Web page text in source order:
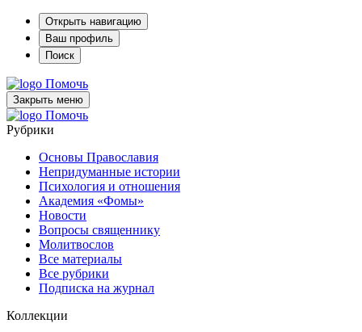
Открыть навигацию
Ваш профиль
Поиск
Помочь
Закрыть меню
Помочь
Рубрики
Основы Православия
Непридуманные истории
Психология и отношения
Академия «Фомы»
Новости
Вопросы священнику
Молитвослов
Все материалы
Все рубрики
Подписка на журнал
Коллекции